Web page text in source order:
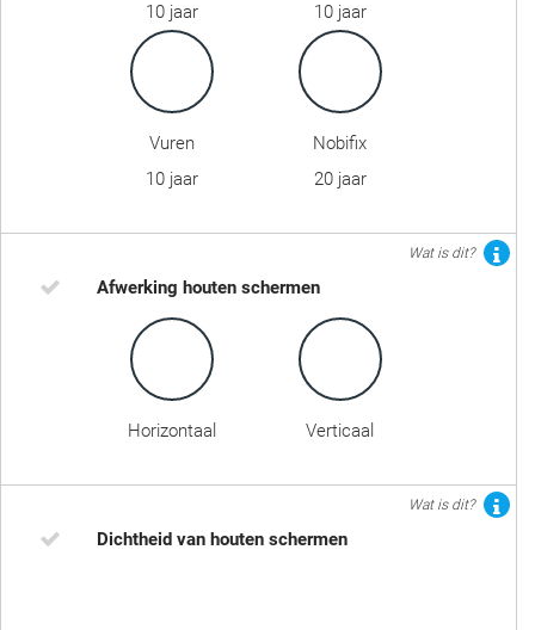
10 jaar
10 jaar
Vuren
10 jaar
Nobifix
20 jaar
Wat is dit?
Afwerking houten schermen
Horizontaal Verticaal
Wat is dit?
Dichtheid van houten schermen